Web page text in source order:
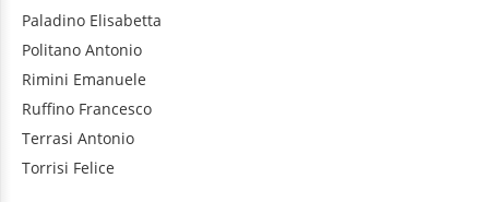
Paladino Elisabetta
Politano Antonio
Rimini Emanuele
Ruffino Francesco
Terrasi Antonio
Torrisi Felice